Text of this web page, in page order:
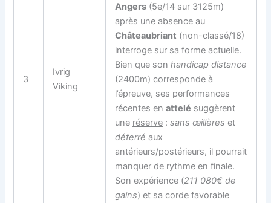
3
Ivrig
Viking
Angers (5e/14 sur 3125m)
après une absence au
Châteaubriant (non-classé/18)
interroge sur sa forme actuelle.
Bien que sonhandicap distance
(2400m) corresponde à
l’épreuve, ses performances
récentes enattelé suggèrent
une réserve :sans œillères et
déferré aux
antérieurs/postérieurs, il pourrait
manquer de rythme en finale.
Son expérience (211 080€ de
gains) et sa corde favorable